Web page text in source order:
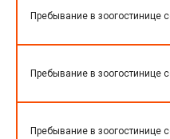
Пребывание в зоогостинице
Пребывание в зоогостинице
Пребывание в зоогостинице